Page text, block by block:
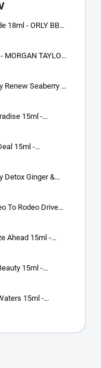
18ml - ORLY BB
na nechty
MORGAN TAYLOR
Renew Seaberry &
TAYLOR -
kukui15ml -
- lak na
15ml -
- lak na
Detox Ginger &
240ml -
krém na ruky a
čaj
To Rodeo Drive
TAYLOR - lak
Ahead 15ml -
- lak na
15ml -
- lak na
15ml -
- lak na